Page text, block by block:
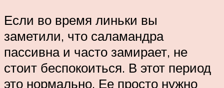
Если во время линьки вы
заметили, что саламандра
пассивна и часто замирает, не
стоит беспокоиться. В этот период
это нормально. Ее просто нужно